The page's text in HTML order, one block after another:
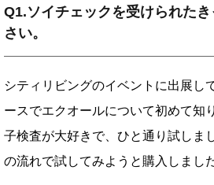
Q1.ソイチェックを受けられた
さい。
シティリビングのイベントに出展し
ースでエクオールについて初めて知
子検査が大好きで、ひと通り試しま
の流れで試してみようと購入しました